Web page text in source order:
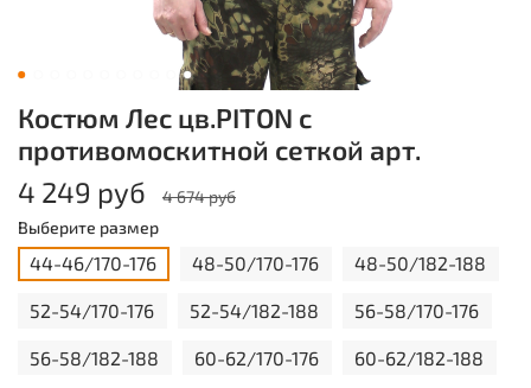
Костюм Лес цв.PITON с
противомоскитной сеткой арт.
4 249 руб
4 674 руб
Выберите размер
44-46/170-176 48-50/170-176 48-50/182-188
52-54/170-176 52-54/182-188 56-58/170-176
56-58/182-188 60-62/170-176 60-62/182-188